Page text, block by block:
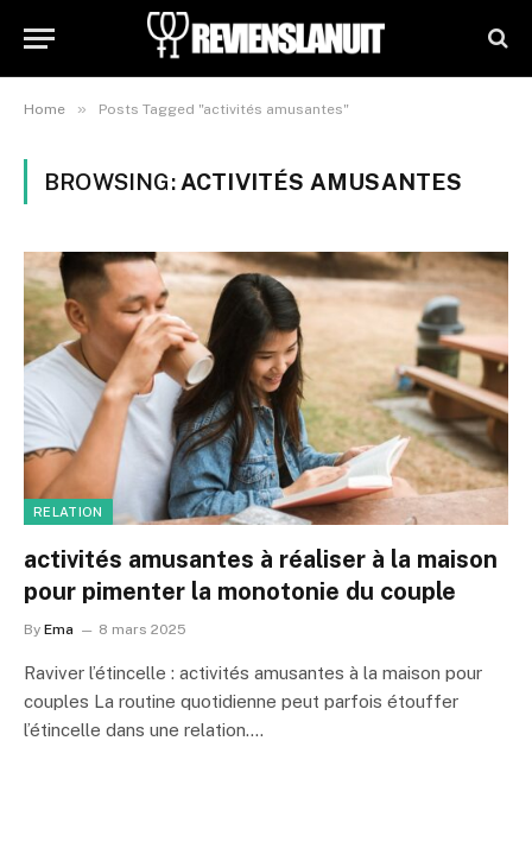
Home » Posts Tagged "activités amusantes"
BROWSING: ACTIVITÉS AMUSANTES
RELATION
activités amusantes à réaliser à la maison
pour pimenter la monotonie du couple
By Ema 8 mars 2025
Raviver l’étincelle : activités amusantes à la maison pour
couples La routine quotidienne peut parfois étouffer
l’étincelle dans une relation.…